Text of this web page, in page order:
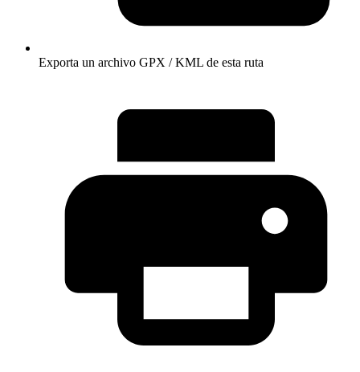
Exporta un archivo GPX / KML de esta ruta